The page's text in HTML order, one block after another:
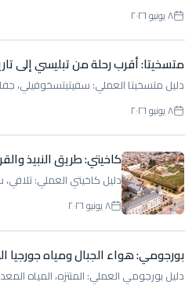
٨ يونيو ٢٠٢٦
متسخيتا: أقرب رحلة من تبليسي إلى
دليل متسخيتا العملي: سفيتيتسخوفيلي،
٨ يونيو ٢٠٢٦
كاخيتي: طريق النبيذ
دليل كاخيتي العملي: تلافي،
٨ يونيو ٢٠٢٦
بورجومي: هواء الجبال ومياه جورجيا
دليل بورجومي العملي: المنتزه، المياه